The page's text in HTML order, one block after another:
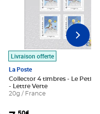
Livraison offerte
La Poste
Collector 4 timbres - Le Petit
- Lettre Verte
20g / France